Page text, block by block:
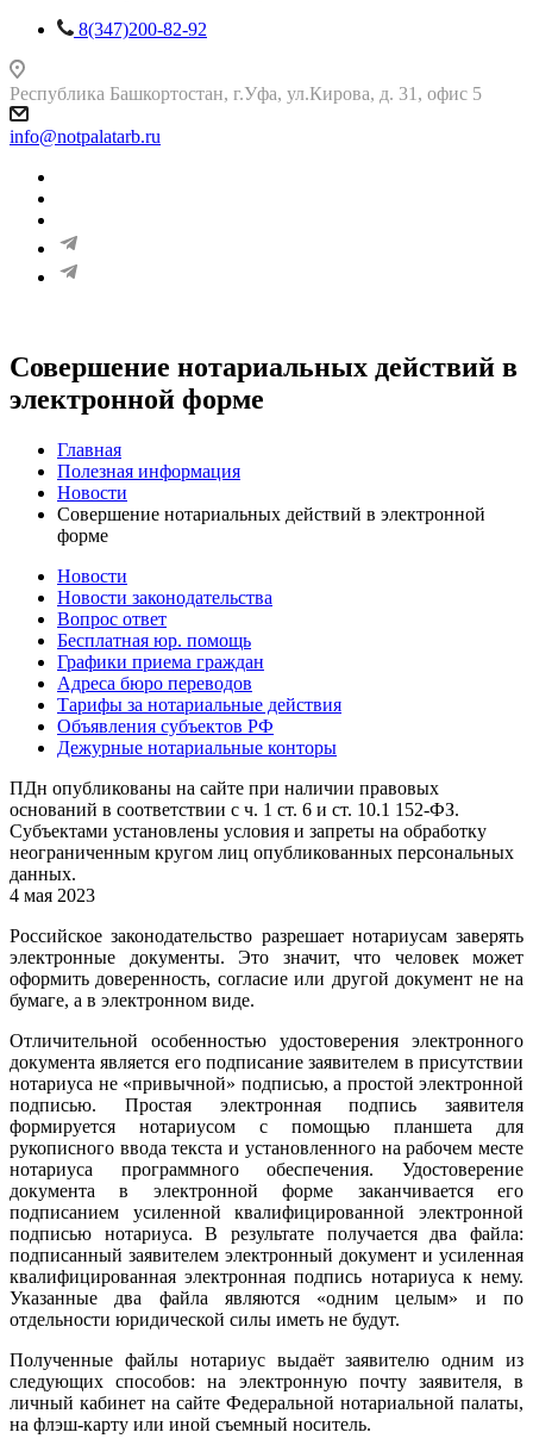
8(347)200-82-92
Республика Башкортостан, г.Уфа, ул.Кирова, д. 31, офис 5
info@notpalatarb.ru
Совершение нотариальных действий в
электронной форме
Главная
Полезная информация
Новости
Совершение нотариальных действий в электронной
форме
Новости
Новости законодательства
Вопрос ответ
Бесплатная юр. помощь
Графики приема граждан
Адреса бюро переводов
Тарифы за нотариальные действия
Объявления субъектов РФ
Дежурные нотариальные конторы
ПДн опубликованы на сайте при наличии правовых
оснований в соответствии с ч. 1 ст. 6 и ст. 10.1 152-ФЗ.
Субъектами установлены условия и запреты на обработку
неограниченным кругом лиц опубликованных персональных
данных.
4 мая 2023
Российское законодательство разрешает нотариусам заверять
электронные документы. Это значит, что человек может
оформить доверенность, согласие или другой документ не на
бумаге, а в электронном виде.
Отличительной особенностью удостоверения электронного
документа является его подписание заявителем в присутствии
нотариуса не «привычной» подписью, а простой электронной
подписью. Простая электронная подпись заявителя
формируется нотариусом с помощью планшета для
рукописного ввода текста и установленного на рабочем месте
нотариуса программного обеспечения. Удостоверение
документа в электронной форме заканчивается его
подписанием усиленной квалифицированной электронной
подписью нотариуса. В результате получается два файла:
подписанный заявителем электронный документ и усиленная
квалифицированная электронная подпись нотариуса к нему.
Указанные два файла являются «одним целым» и по
отдельности юридической силы иметь не будут.
Полученные файлы нотариус выдаёт заявителю одним из
следующих способов: на электронную почту заявителя, в
личный кабинет на сайте Федеральной нотариальной палаты,
на флэш-карту или иной съемный носитель.